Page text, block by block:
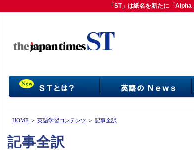
「ST」は紙名を新たに「
「ST」は紙名を新たに「
HOME ＞ 英語学習コンテンツ ＞ 記事全訳
記事全訳